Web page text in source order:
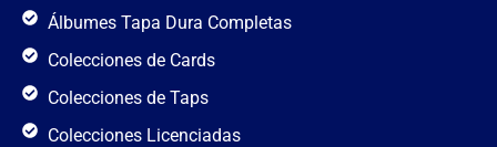
Álbumes Tapa Dura Completas
Colecciones de Cards
Colecciones de Taps
Colecciones Licenciadas